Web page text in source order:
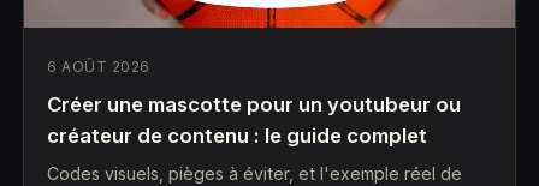
6 AOÛT 2026
Créer une mascotte pour un youtubeur ou
créateur de contenu : le guide complet
Codes visuels, pièges à éviter, et l'exemple réel de